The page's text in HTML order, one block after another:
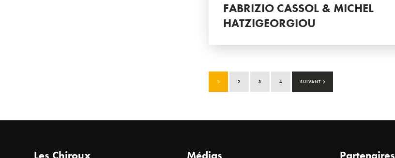
FABRIZIO CASSOL & MICHEL
HATZIGEORGIOU
1 2 3 4 SUIVANT ›